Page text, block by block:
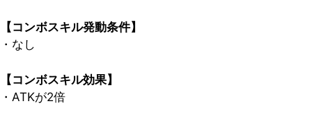
【コンボスキル発動条件】
・なし
【コンボスキル効果】
・ATKが2倍